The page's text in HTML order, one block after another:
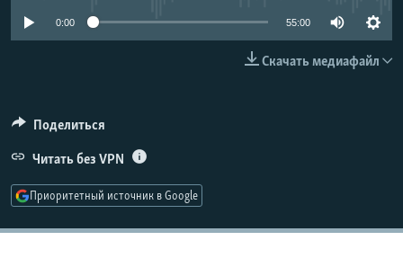
РАСПИСАНИЕ ВЕЩАНИЯ
0:00 55:00
Скачать медиафайл
Поделиться
Читать без VPN
Приоритетный источник в Google